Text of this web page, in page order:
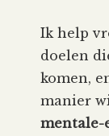
Ik help
doelen
komen,
manier
mentale-